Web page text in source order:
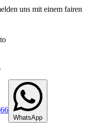
uns mit einem fairen
WhatsApp